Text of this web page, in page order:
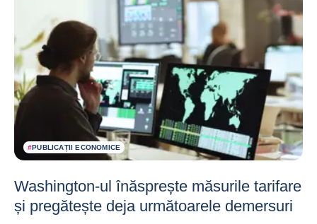
#PUBLICAȚII ECONOMICE
Washington-ul înăsprește măsurile tarifare
și pregătește deja următoarele demersuri